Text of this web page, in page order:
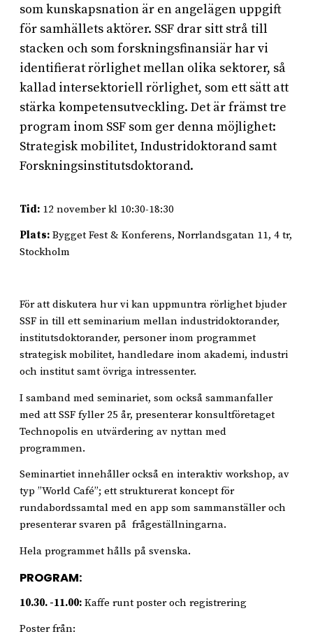
som kunskapsnation är en angelägen uppgift
för samhällets aktörer. SSF drar sitt strå till
stacken och som forskningsfinansiär har vi
identifierat rörlighet mellan olika sektorer, så
kallad intersektoriell rörlighet, som ett sätt att
stärka kompetensutveckling. Det är främst tre
program inom SSF som ger denna möjlighet:
Strategisk mobilitet, Industridoktorand samt
Forskningsinstitutsdoktorand.
Tid: 12 november kl 10:30-18:30
Plats: Bygget Fest & Konferens, Norrlandsgatan 11, 4 tr,
Stockholm
För att diskutera hur vi kan uppmuntra rörlighet bjuder
SSF in till ett seminarium mellan industridoktorander,
institutsdoktorander, personer inom programmet
strategisk mobilitet, handledare inom akademi, industri
och institut samt övriga intressenter.
I samband med seminariet, som också sammanfaller
med att SSF fyller 25 år, presenterar konsultföretaget
Technopolis en utvärdering av nyttan med
programmen.
Seminartiet innehåller också en interaktiv workshop, av
typ ”World Café”; ett strukturerat koncept för
rundabordssamtal med en app som sammanställer och
presenterar svaren på frågeställningarna.
Hela programmet hålls på svenska.
PROGRAM:
10.30. -11.00: Kaffe runt poster och registrering
Poster från: